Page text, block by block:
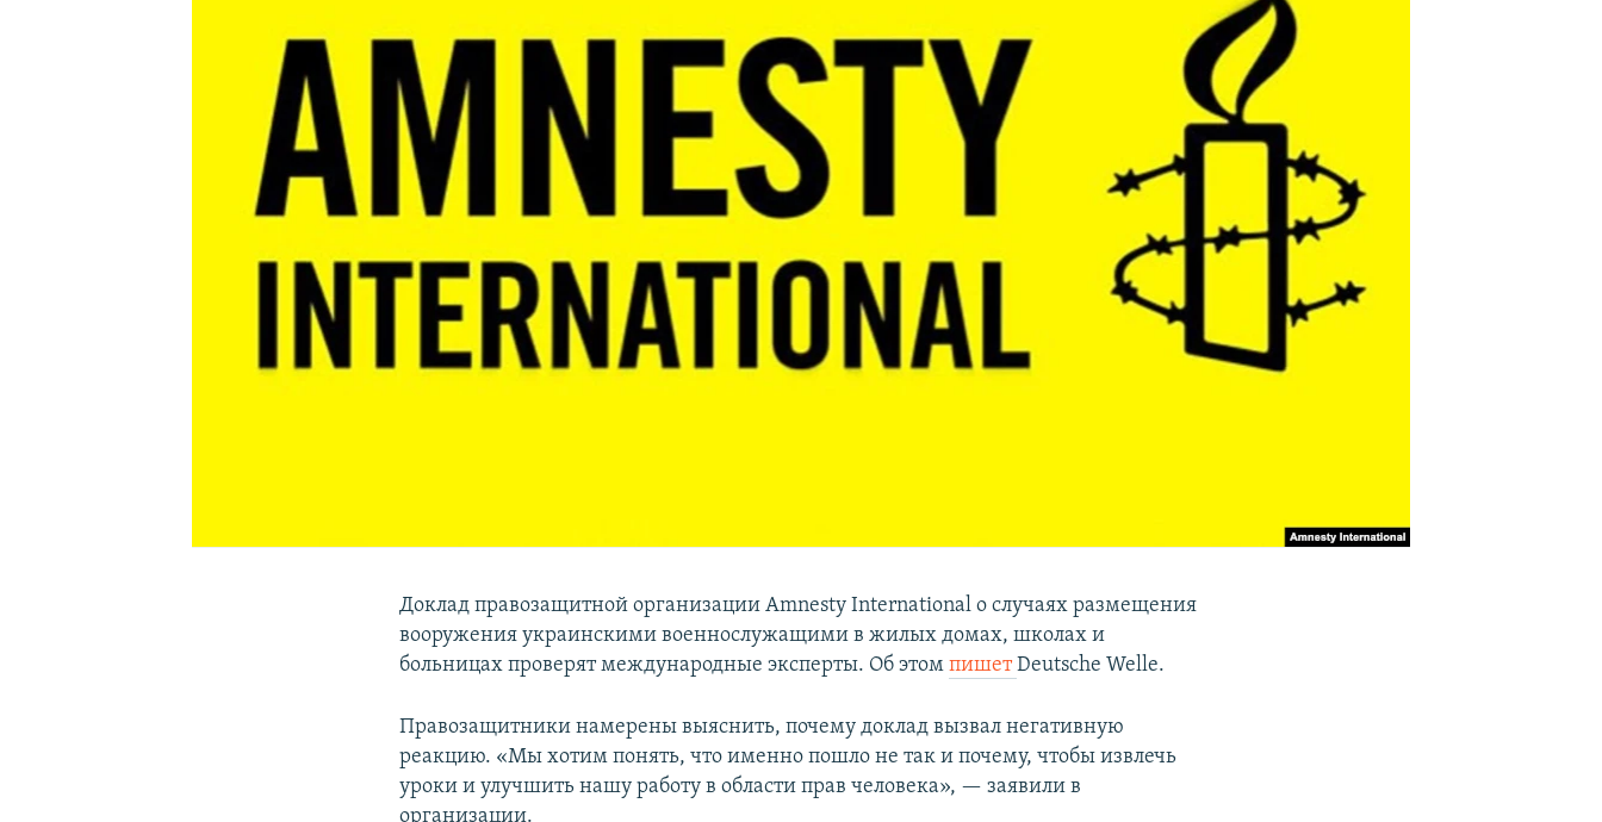
Доклад правозащитной организации Amnesty International о случаях размещения
вооружения украинскими военнослужащими в жилых домах, школах и
больницах проверят международные эксперты. Об этомпишетDeutsche Welle.
Правозащитники намерены выяснить, почему доклад вызвал негативную
реакцию. «Мы хотим понять, что именно пошло не так и почему, чтобы извлечь
уроки и улучшить нашу работу в области прав человека», — заявили в
организации.